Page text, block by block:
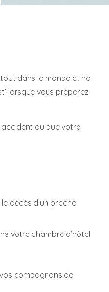
dans le monde et ne
lorsque vous préparez
accident ou que votre
décès d’un proche
votre chambre d’hôtel
compagnons de